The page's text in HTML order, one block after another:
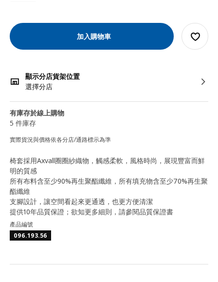
加入購物車
顯示分店貨架位置
選擇分店
有庫存於線上購物
5 件庫存
實際貨況與價格依各分店/通路標示為準
椅套採用Axvall圈圈紗織物，觸感柔軟，風格時尚，展現豐富而鮮
明的質感
所有布料含至少90%再生聚酯纖維，所有填充物含至少70%再生聚
酯纖維
支腳設計，讓空間看起來更通透，也更方便清潔
提供10年品質保證；欲知更多細則，請參閱品質保證書
產品編號
096.193.56